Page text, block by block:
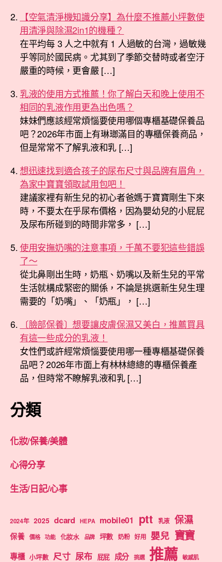
【空氣清淨機知識分享】為什麼不推薦小坪數使
用清淨與除濕2in1的機種？
在平均每 3 人之中就有 1 人過敏的台灣，過敏幾
乎等同於國民病。尤其到了季節交替時或者空汙
嚴重的時候，更會嚴 […]
乳液的使用方式推薦！你了解白天和晚上使用不
相同的乳液作用更為出色嗎？
妹妹們應該經常煩惱要使用哪個專櫃基礎保養品
吧？2026年市面上有琳瑯滿目的專櫃保養商品，
但是常常不了解乳液和乳 […]
想迅速找到適合孩子的尿布尺寸與品牌有眉角，
為家中寶寶領取試用包吧！
建議家裡有新生兒的初心者爸媽于寶寶剛生下來
時，不要太在乎尿布價格，因為嬰幼兒的小屁屁
及尿布所碰到的時間非常多， […]
使用安撫奶嘴的注意事項，千萬不要犯這些錯誤
了～
從北鼻剛出生時，奶瓶、奶嘴以及新生兒的平常
生活就構成緊密的關係，不論是挑選新生兒生理
需要的「奶嘴」、「奶瓶」， […]
〔臉部保養〕想要讓皮膚保濕又美白，推薦買具
有這一些成分的乳液！
女性們或許經常煩惱要使用哪一種專櫃基礎保養
品吧？2026年市面上有林林總總的專櫃保養產
品，但時常不瞭解乳液和乳 […]
分類
化妝/保養/美體
心得分享
生活/日記/心事
2024年 2025 dcard HEPA mobile01 ptt 乳液 保濕
保養 價格 功能 化妝水 品牌 坪數 奶粉 好用 嬰兒 寶寶
專櫃 小坪數 尺寸 尿布 屁屁 成分 挑選 推薦 敏感肌